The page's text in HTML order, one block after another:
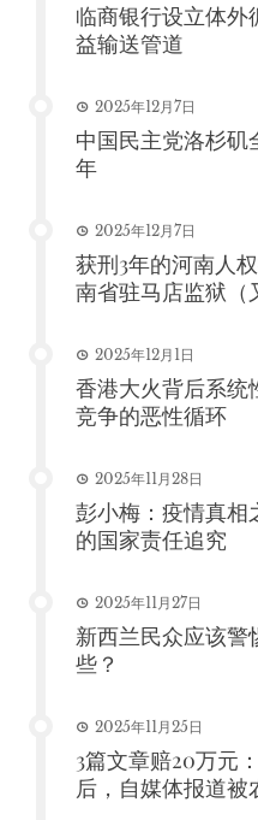
临商银行设立体外
益输送管道
2025年12月7日
中国民主党洛杉矶
年
2025年12月7日
获刑3年的河南人
南省驻马店监狱（
2025年12月1日
香港大火背后系统
竞争的恶性循环
2025年11月28日
彭小梅：疫情真相
的国家责任追究
2025年11月27日
新西兰民众应该警
些？
2025年11月25日
3篇文章赔20万元
后，自媒体报道被